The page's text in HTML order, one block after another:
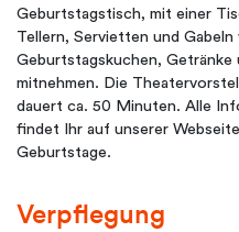
Geburtstagstisch, mit einer
Tellern, Servietten und
Geburtstagskuchen, Getränke
mitnehmen. Die
dauert ca. 50 Minuten. Alle
findet Ihr auf unserer
Geburtstage.
Verpflegung